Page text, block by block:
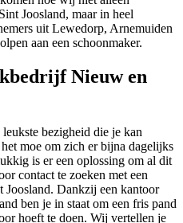
Joosland, maar in heel
uit Lewedorp, Arnemuiden
aan een schoonmaker.
Nieuw en
bezigheid die je kan
moe om zich er bijna dagelijks
is er een oplossing om al dit
contact te zoeken met een
Dankzij een kantoor
ben je in staat om een fris pand
hoeft te doen. Wij vertellen je